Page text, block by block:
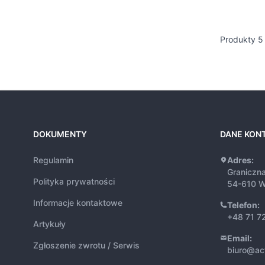
Produkty 5
DOKUMENTY
Regulamin
Polityka prywatności
Informacje kontaktowe
Artykuły
Zgłoszenie zwrotu / Serwis
DANE
Adres:
54-610
Telefon:
+48 71
Email: